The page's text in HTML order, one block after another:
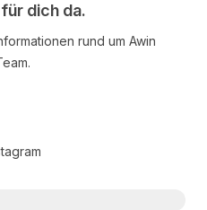
dich da.
rund um Awin